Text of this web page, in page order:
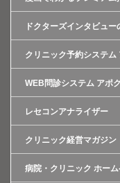
ドクターズインタビュー
クリニック予約システム
WEB問診システム アポ
レセコンアナライザー
クリニック経営マガジン
病院・クリニック ホー